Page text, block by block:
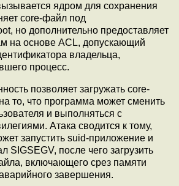
ядром для сохранения
core-файл под
но дополнительно предоставляет
на основе ACL, допускающий
владельца,
процесс.
позволяет загружать core-
то, что программа может сменить
и выполняться с
Атака сводится к тому,
запустить suid-приложение и
SIGSEGV, после чего загрузить
включающего срез памяти
завершения.